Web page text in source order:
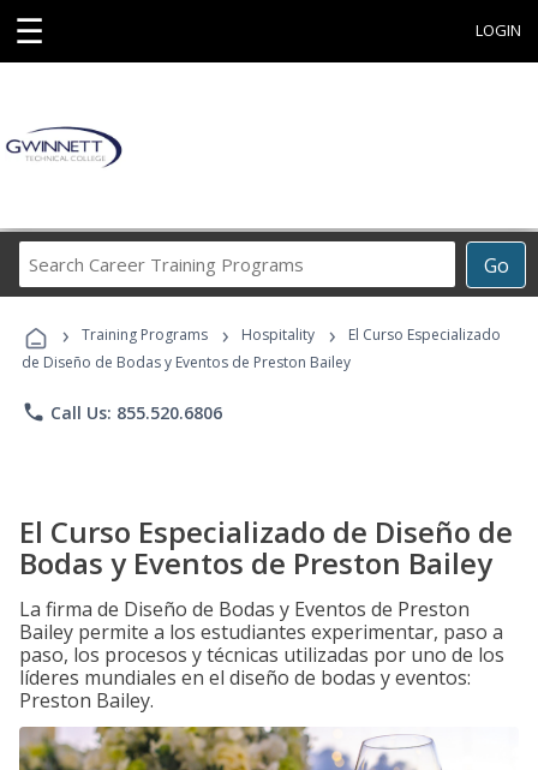
☰ LOGIN
Go
Career
Programs
› Training Programs › Hospitality ›
El Curso Especializado
de Diseño de Bodas y Eventos de Preston Bailey
phone Call Us: 855.520.6806
El Curso Especializado de Diseño de
Bodas y Eventos de Preston Bailey
La firma de Diseño de Bodas y Eventos de Preston
Bailey permite a los estudiantes experimentar, paso a
paso, los procesos y técnicas utilizadas por uno de los
líderes mundiales en el diseño de bodas y eventos:
Preston Bailey.